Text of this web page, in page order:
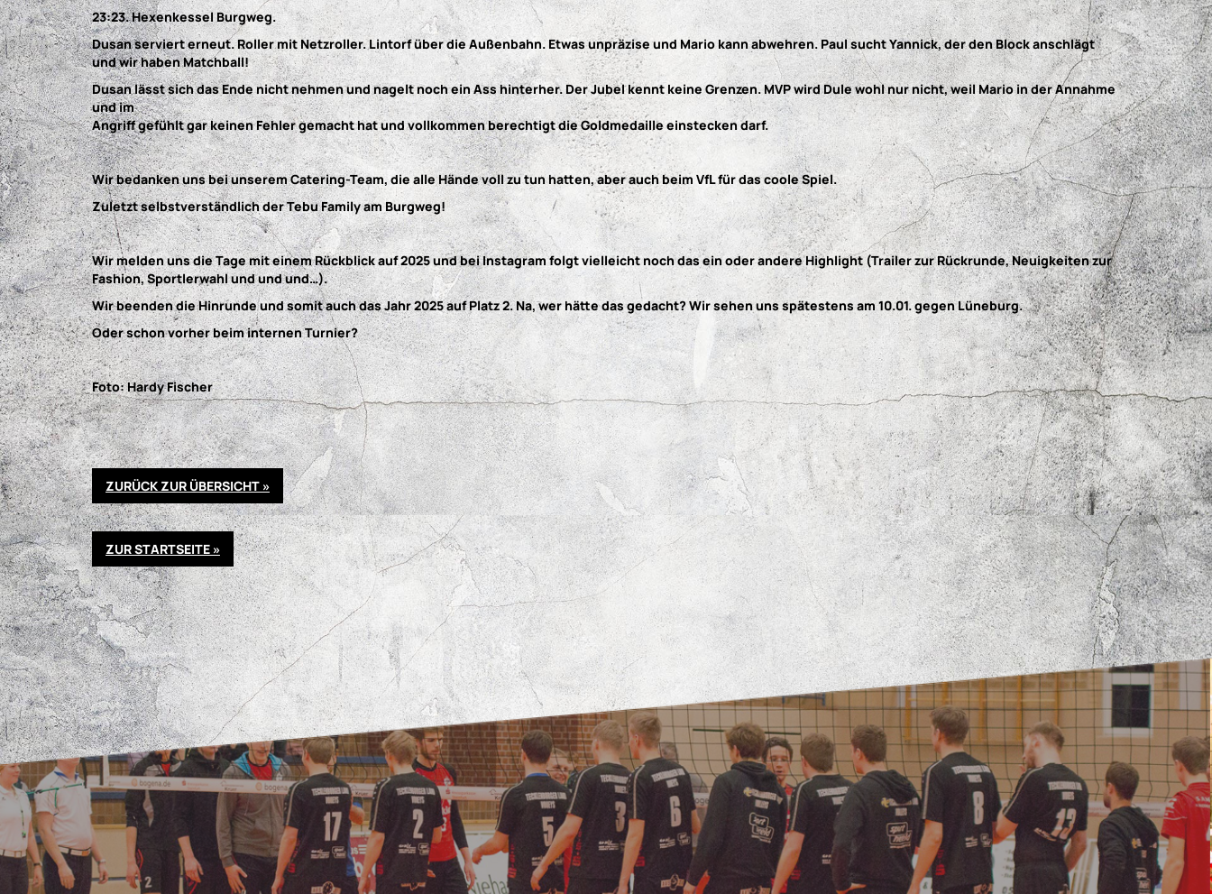
23:23. Hexenkessel Burgweg.
Dusan serviert erneut. Roller mit Netzroller. Lintorf über die Außenbahn. Etwas unpräzise und Mario kann abwehren. Paul sucht Yannick, der den Block anschlägt
und wir haben Matchball!
Dusan lässt sich das Ende nicht nehmen und nagelt noch ein Ass hinterher. Der Jubel kennt keine Grenzen. MVP wird Dule wohl nur nicht, weil Mario in der Annahme
und im
Angriff gefühlt gar keinen Fehler gemacht hat und vollkommen berechtigt die Goldmedaille einstecken darf.
Wir bedanken uns bei unserem Catering-Team, die alle Hände voll zu tun hatten, aber auch beim VfL für das coole Spiel.
Zuletzt selbstverständlich der Tebu Family am Burgweg!
Wir melden uns die Tage mit einem Rückblick auf 2025 und bei Instagram folgt vielleicht noch das ein oder andere Highlight (Trailer zur Rückrunde, Neuigkeiten zur
Fashion, Sportlerwahl und und und…).
Wir beenden die Hinrunde und somit auch das Jahr 2025 auf Platz 2. Na, wer hätte das gedacht? Wir sehen uns spätestens am 10.01. gegen Lüneburg.
Oder schon vorher beim internen Turnier?
Foto: Hardy Fischer
ZURÜCK ZUR ÜBERSICHT »
ZUR STARTSEITE »